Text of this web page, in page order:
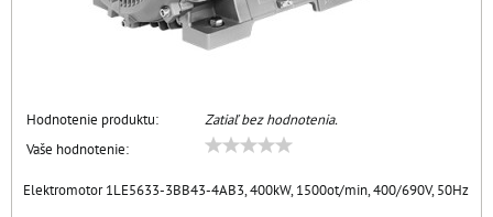
Hodnotenie produktu:
Zatiaľ bez hodnotenia.
Vaše hodnotenie:
Elektromotor 1LE5633-3BB43-4AB3, 400kW, 1500ot/min, 400/690V, 50Hz